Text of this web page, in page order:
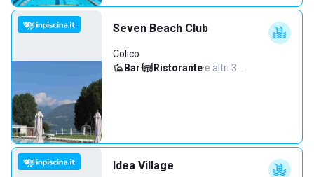
Seven Beach Club
Colico
Bar· Ristorante·e altri 3…
Idea Village